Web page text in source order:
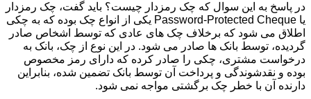
در پاسخ به این سوال که چک رمزدار چیست؟ باید گفت، چک رمزدار
یا Password-Protected Cheque یکی از انواع چک بوده که به چکی
اطلاق می شود که برخلاف چک های عادی که توسط اشخاص صادر
گردیده، توسط بانک ها صادر می شود. در این نوع از چک، بانک به
درخواست مشتری، چکی را صادر کرده که دارای رمز مخصوص
بوده و نقدشوندگی و پرداخت آن توسط بانک تضمین شده، بنابراین
دارنده آن با خطر چک برگشتی مواجه نمی شود.